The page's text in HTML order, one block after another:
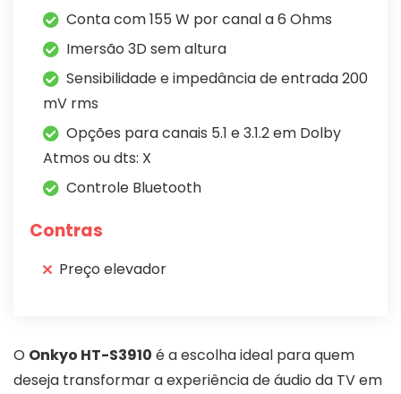
Conta com 155 W por canal a 6 Ohms
Imersão 3D sem altura
Sensibilidade e impedância de entrada 200
mV rms
Opções para canais 5.1 e 3.1.2 em Dolby
Atmos ou dts: X
Controle Bluetooth
Contras
Preço elevador
O Onkyo HT-S3910 é a escolha ideal para quem
deseja transformar a experiência de áudio da TV em